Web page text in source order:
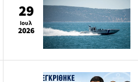
29
Ιουλ
2026